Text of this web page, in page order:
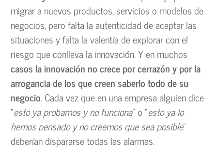
migrar a nuevos productos, servicios o modelos de
negocios, pero falta la autenticidad de aceptar las
situaciones y falta la valentía de explorar con el
riesgo que conlleva la innovación. Y en muchos
casos la innovación no crece por cerrazón y por la
arrogancia de los que creen saberlo todo de su
negocio. Cada vez que en una empresa alguien dice
“esto ya probamos y no funciona” o “esto ya lo
hemos pensado y no creemos que sea posible”
deberían dispararse todas las alarmas.